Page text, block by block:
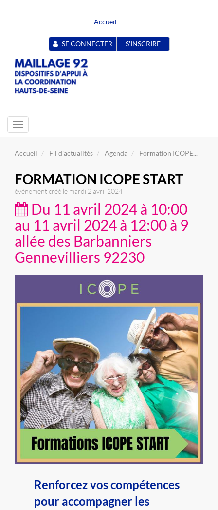
Accueil
SE CONNECTER S'INSCRIRE
Toggle
navigation
Accueil Fil d'actualités Agenda Formation ICOPE...
FORMATION ICOPE START
événement créé le mardi 2 avril 2024
Du 11 avril 2024 à 10:00
au 11 avril 2024 à 12:00 à 9
allée des Barbanniers
Gennevilliers 92230
Renforcez vos compétences
pour accompagner les